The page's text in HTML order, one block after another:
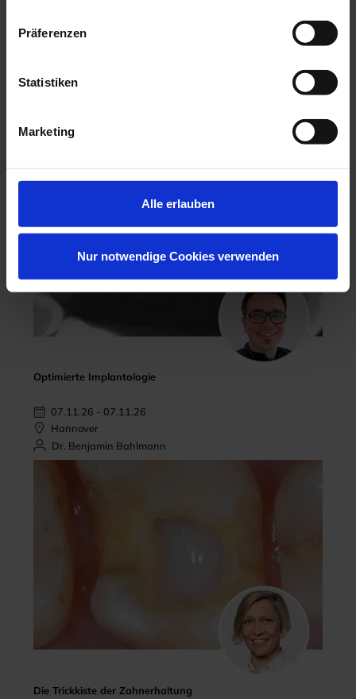
Präferenzen
Statistiken
Marketing
Alle erlauben
Nur notwendige Cookies verwenden
06.11.26 - 07.11.26
Dr. Hanni Lohmar
Optimierte Implantologie
07.11.26 - 07.11.26
Hannover
Dr. Benjamin Bahlmann
Die Trickkiste der Zahnerhaltung